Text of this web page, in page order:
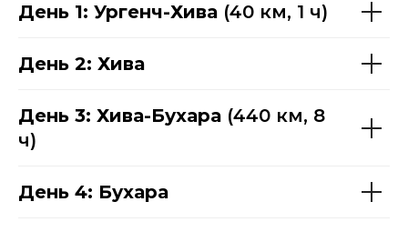
День 1: Ургенч-Хива (40 км, 1 ч)
День 2: Хива
День 3: Хива-Бухара (440 км, 8
ч)
День 4: Бухара